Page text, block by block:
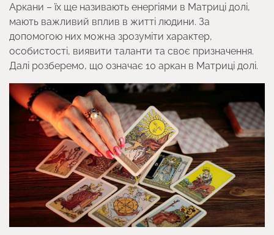
Аркани – їх ще називають енергіями в Матриці долі,
мають важливий вплив в житті людини. За
допомогою них можна зрозуміти характер,
особистості, виявити таланти та своє призначення.
Далі розберемо, що означає 10 аркан в Матриці долі.